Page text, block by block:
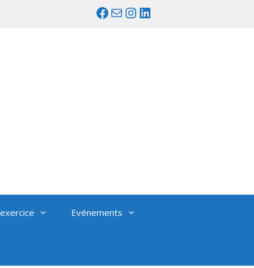
Facebook
MailInstagram
LinkedIn
Evénements